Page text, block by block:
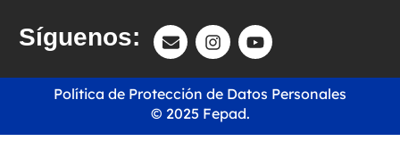
Síguenos:
© 2025 Fepad.
Política de Protección de Datos Personales